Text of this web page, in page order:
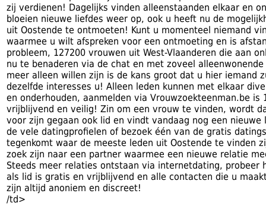
zij verdienen! Dagelijks vinden alleenstaanden elkaar en
bloeien nieuwe liefdes weer op, ook u heeft nu de
uit Oostende te ontmoeten! Kunt u momenteel niemand
waarmee u wilt afspreken voor een ontmoeting en is
probleem, 127200 vrouwen uit West-Vlaanderen die aan
nu te benaderen via de chat en met zoveel
meer alleen willen zijn is de kans groot dat u hier iemand
dezelfde interesses u! Alleen leden kunnen met elkaar
en onderhouden, aanmelden via Vrouwzoekteenman.be is
vrijblijvend en veilig! Zin om een vrouw te vinden, wordt
voor zijn gegaan ook lid en vindt vandaag nog een
de vele datingprofielen of bezoek één van de gratis
tegenkomt waar de meeste leden uit Oostende te vinden
zoek zijn naar een partner waarmee een nieuwe relatie
Steeds meer relaties ontstaan via internetdating, probeer
als lid is gratis en vrijblijvend en alle contacten die u
zijn altijd anoniem en discreet!
/td>